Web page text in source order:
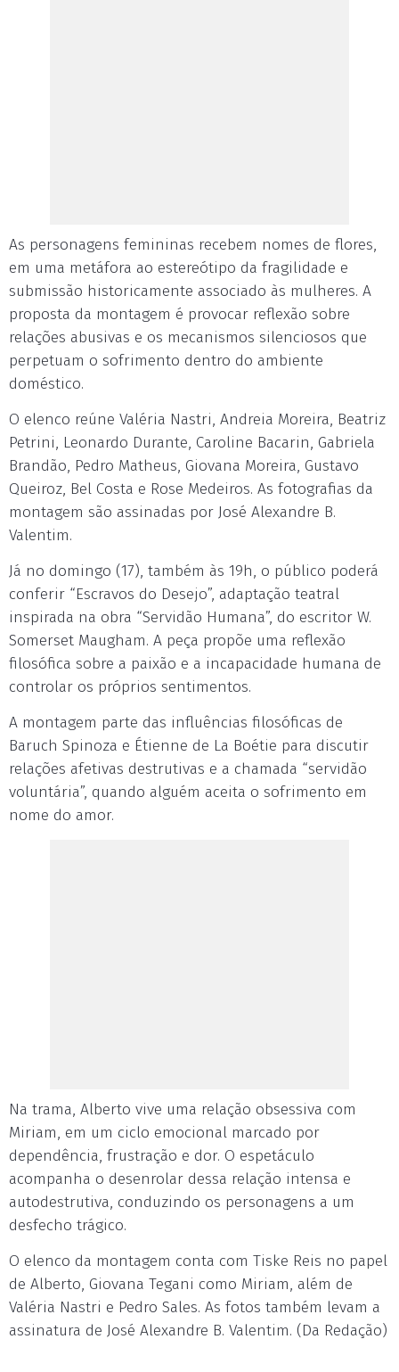
As personagens femininas recebem nomes de flores,
em uma metáfora ao estereótipo da fragilidade e
submissão historicamente associado às mulheres. A
proposta da montagem é provocar reflexão sobre
relações abusivas e os mecanismos silenciosos que
perpetuam o sofrimento dentro do ambiente
doméstico.
O elenco reúne Valéria Nastri, Andreia Moreira, Beatriz
Petrini, Leonardo Durante, Caroline Bacarin, Gabriela
Brandão, Pedro Matheus, Giovana Moreira, Gustavo
Queiroz, Bel Costa e Rose Medeiros. As fotografias da
montagem são assinadas por José Alexandre B.
Valentim.
Já no domingo (17), também às 19h, o público poderá
conferir “Escravos do Desejo”, adaptação teatral
inspirada na obra “Servidão Humana”, do escritor W.
Somerset Maugham. A peça propõe uma reflexão
filosófica sobre a paixão e a incapacidade humana de
controlar os próprios sentimentos.
A montagem parte das influências filosóficas de
Baruch Spinoza e Étienne de La Boétie para discutir
relações afetivas destrutivas e a chamada “servidão
voluntária”, quando alguém aceita o sofrimento em
nome do amor.
Na trama, Alberto vive uma relação obsessiva com
Miriam, em um ciclo emocional marcado por
dependência, frustração e dor. O espetáculo
acompanha o desenrolar dessa relação intensa e
autodestrutiva, conduzindo os personagens a um
desfecho trágico.
O elenco da montagem conta com Tiske Reis no papel
de Alberto, Giovana Tegani como Miriam, além de
Valéria Nastri e Pedro Sales. As fotos também levam a
assinatura de José Alexandre B. Valentim. (Da Redação)